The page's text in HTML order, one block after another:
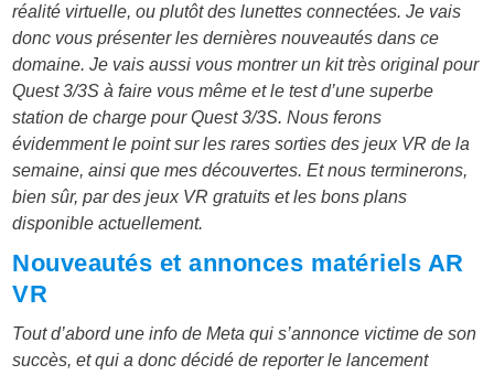
réalité virtuelle, ou plutôt des lunettes connectées. Je vais
donc vous présenter les dernières nouveautés dans ce
domaine. Je vais aussi vous montrer un kit très original pour
Quest 3/3S à faire vous même et le test d’une superbe
station de charge pour Quest 3/3S. Nous ferons
évidemment le point sur les rares sorties des jeux VR de la
semaine, ainsi que mes découvertes. Et nous terminerons,
bien sûr, par des jeux VR gratuits et les bons plans
disponible actuellement.
Nouveautés et annonces matériels AR
VR
Tout d’abord une info de Meta qui s’annonce victime de son
succès, et qui a donc décidé de reporter le lancement